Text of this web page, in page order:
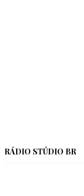
RÁDIO STÚDIO BR